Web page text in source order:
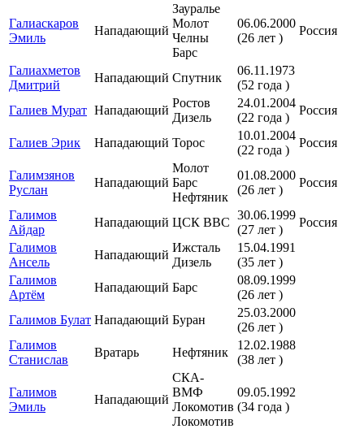
Галиаскаров
Эмиль
Нападающий
Зауралье
Молот
Челны
Барс
06.06.2000
(26 лет )
Россия
Галиахметов
Дмитрий
Нападающий Спутник
06.11.1973
(52 года )
Галиев Мурат Нападающий
Ростов
Дизель
24.01.2004
(22 года )
Россия
Галиев Эрик Нападающий Торос
10.01.2004
(22 года )
Россия
Галимзянов
Руслан
Нападающий
Молот
Барс
Нефтяник
01.08.2000
(26 лет )
Россия
Галимов
Айдар
Нападающий ЦСК ВВС
30.06.1999
(27 лет )
Россия
Галимов
Ансель
Нападающий
Ижсталь
Дизель
15.04.1991
(35 лет )
Галимов
Артём
Нападающий Барс
08.09.1999
(26 лет )
Галимов Булат Нападающий Буран
25.03.2000
(26 лет )
Галимов
Станислав
Вратарь Нефтяник
12.02.1988
(38 лет )
Галимов
Эмиль
Нападающий
СКА-
ВМФ
Локомотив
Локомотив
09.05.1992
(34 года )